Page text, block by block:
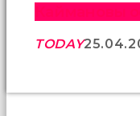
altyazılı
sikiş
Каймановы
TODAY